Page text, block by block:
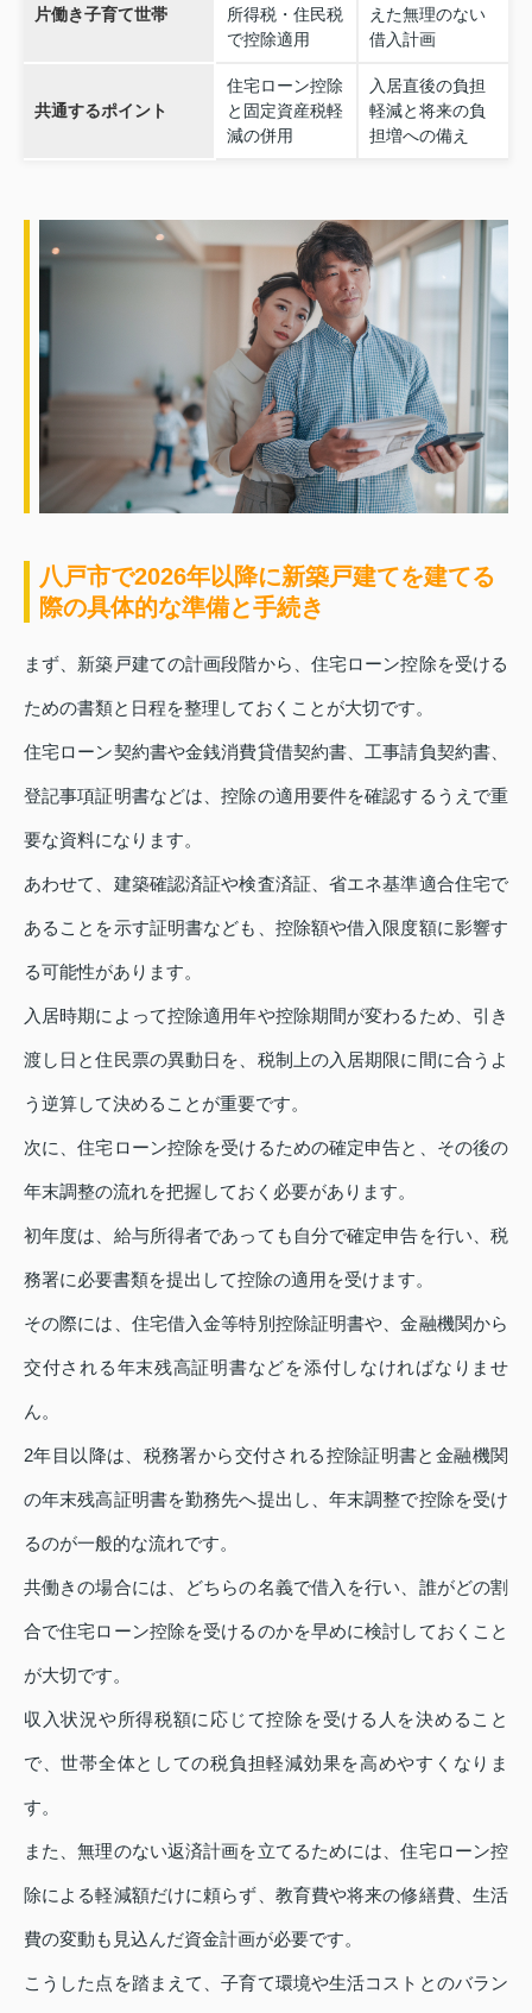
片働き子育て世帯
所得税・住民税
で控除適用
えた無理のない
借入計画
共通するポイント
住宅ローン控除
と固定資産税軽
減の併用
入居直後の負担
軽減と将来の負
担増への備え
八戸市で2026年以降に新築戸建てを建てる
際の具体的な準備と手続き
まず、新築戸建ての計画段階から、住宅ローン控除を受ける
ための書類と日程を整理しておくことが大切です。
住宅ローン契約書や金銭消費貸借契約書、工事請負契約書、
登記事項証明書などは、控除の適用要件を確認するうえで重
要な資料になります。
あわせて、建築確認済証や検査済証、省エネ基準適合住宅で
あることを示す証明書なども、控除額や借入限度額に影響す
る可能性があります。
入居時期によって控除適用年や控除期間が変わるため、引き
渡し日と住民票の異動日を、税制上の入居期限に間に合うよ
う逆算して決めることが重要です。
次に、住宅ローン控除を受けるための確定申告と、その後の
年末調整の流れを把握しておく必要があります。
初年度は、給与所得者であっても自分で確定申告を行い、税
務署に必要書類を提出して控除の適用を受けます。
その際には、住宅借入金等特別控除証明書や、金融機関から
交付される年末残高証明書などを添付しなければなりませ
ん。
2年目以降は、税務署から交付される控除証明書と金融機関
の年末残高証明書を勤務先へ提出し、年末調整で控除を受け
るのが一般的な流れです。
共働きの場合には、どちらの名義で借入を行い、誰がどの割
合で住宅ローン控除を受けるのかを早めに検討しておくこと
が大切です。
収入状況や所得税額に応じて控除を受ける人を決めること
で、世帯全体としての税負担軽減効果を高めやすくなりま
す。
また、無理のない返済計画を立てるためには、住宅ローン控
除による軽減額だけに頼らず、教育費や将来の修繕費、生活
費の変動も見込んだ資金計画が必要です。
こうした点を踏まえて、子育て環境や生活コストとのバラン